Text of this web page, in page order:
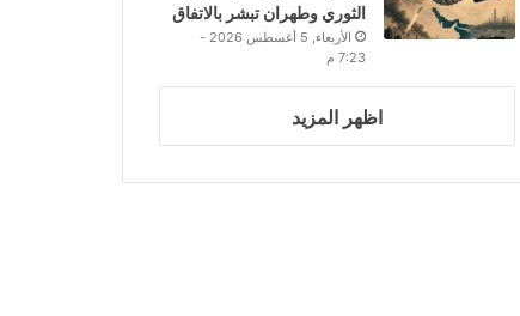
الثوري وطهران تبشر بالاتفاق
الأربعاء, 5 أغسطس 2026 -
7:23 م
اظهر المزيد